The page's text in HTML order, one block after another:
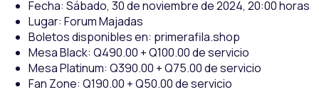
Fecha: Sábado, 30 de noviembre de 2024, 20:00 horas
Lugar: Forum Majadas
Boletos disponibles en: primerafila.shop
Mesa Black: Q490.00 + Q100.00 de servicio
Mesa Platinum: Q390.00 + Q75.00 de servicio
Fan Zone: Q190.00 + Q50.00 de servicio